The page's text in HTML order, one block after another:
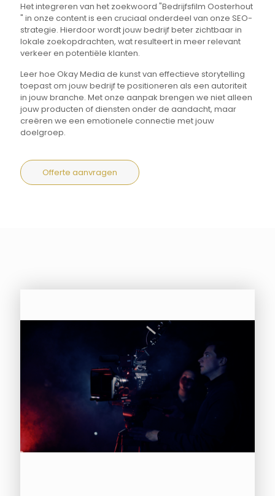
Het integreren van het zoekwoord "Bedrijfsfilm Oosterhout
" in onze content is een cruciaal onderdeel van onze SEO-
strategie. Hierdoor wordt jouw bedrijf beter zichtbaar in
lokale zoekopdrachten, wat resulteert in meer relevant
verkeer en potentiële klanten.
Leer hoe Okay Media de kunst van effectieve storytelling
toepast om jouw bedrijf te positioneren als een autoriteit
in jouw branche. Met onze aanpak brengen we niet alleen
jouw producten of diensten onder de aandacht, maar
creëren we een emotionele connectie met jouw
doelgroep.
Offerte aanvragen